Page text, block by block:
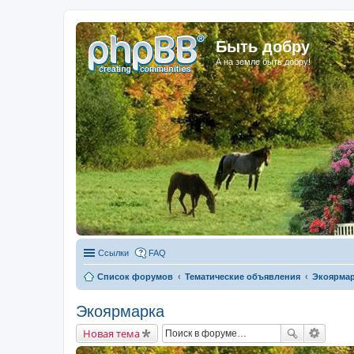
Быть добру
А на земле быть добру!
Ссылки FAQ
Список форумов Тематические объявления
Экоярмарка
Новая тема